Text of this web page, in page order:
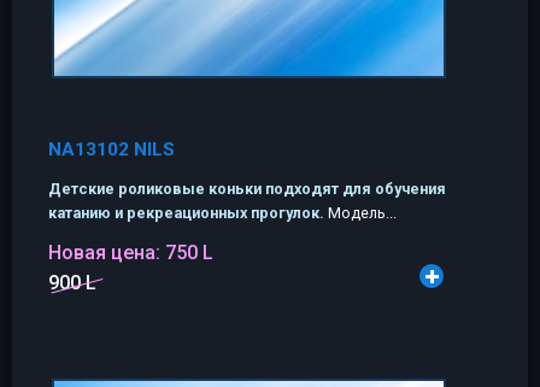
NA13102 NILS
Детские роликовые коньки подходят для обучения
катанию и рекреационных прогулок. Модель...
Новая цена: 750 L
900 L